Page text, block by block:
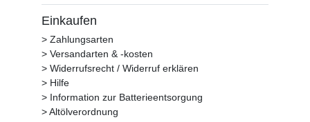
Einkaufen
> Zahlungsarten
> Versandarten & -kosten
> Widerrufsrecht / Widerruf erklären
> Hilfe
> Information zur Batterieentsorgung
> Altölverordnung